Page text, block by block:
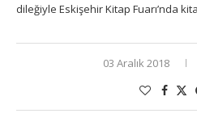
dileğiyle Eskişehir Kitap Fuarı’nda
03 Aralık 2018